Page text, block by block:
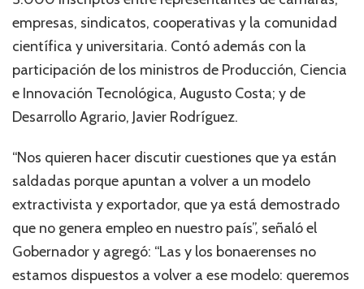
empresas, sindicatos, cooperativas y la comunidad
científica y universitaria. Contó además con la
participación de los ministros de Producción, Ciencia
e Innovación Tecnológica, Augusto Costa; y de
Desarrollo Agrario, Javier Rodríguez.
“Nos quieren hacer discutir cuestiones que ya están
saldadas porque apuntan a volver a un modelo
extractivista y exportador, que ya está demostrado
que no genera empleo en nuestro país”, señaló el
Gobernador y agregó: “Las y los bonaerenses no
estamos dispuestos a volver a ese modelo: queremos